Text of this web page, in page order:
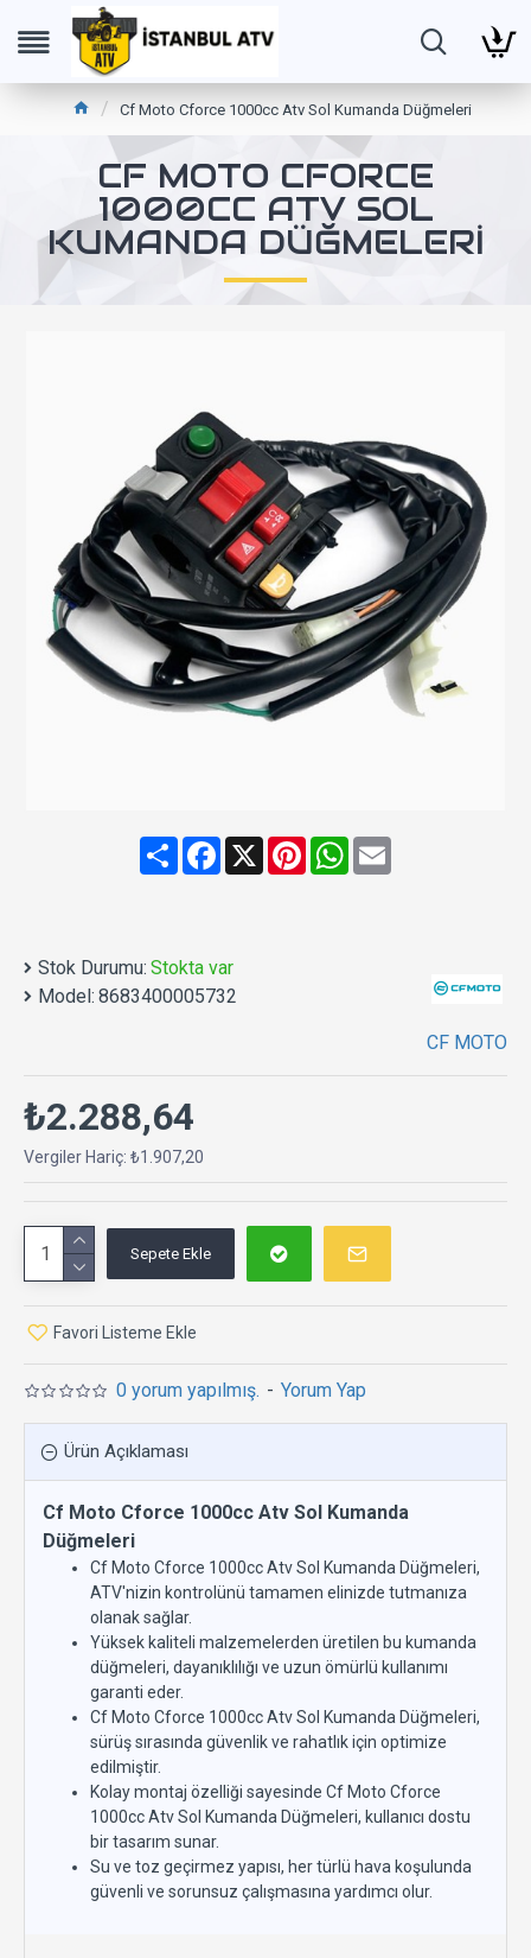
Cf Moto Cforce 1000cc Atv Sol Kumanda Düğmeleri
CF MOTO CFORCE
1000CC ATV SOL
KUMANDA DÜĞMELERI
ShareFacebook
X PinterestWhatsApp
Email
Stok Durumu: Stokta var
Model: 8683400005732
CF MOTO
0 yorum yapılmış. - Yorum Yap
₺2.288,64
Vergiler Hariç: ₺1.907,20
Sepete Ekle
Favori Listeme Ekle
Ürün Açıklaması
Cf Moto Cforce 1000cc Atv Sol Kumanda
Düğmeleri
Cf Moto Cforce 1000cc Atv Sol Kumanda Düğmeleri,
ATV'nizin kontrolünü tamamen elinizde tutmanıza
olanak sağlar.
Yüksek kaliteli malzemelerden üretilen bu kumanda
düğmeleri, dayanıklılığı ve uzun ömürlü kullanımı
garanti eder.
Cf Moto Cforce 1000cc Atv Sol Kumanda Düğmeleri,
sürüş sırasında güvenlik ve rahatlık için optimize
edilmiştir.
Kolay montaj özelliği sayesinde Cf Moto Cforce
1000cc Atv Sol Kumanda Düğmeleri, kullanıcı dostu
bir tasarım sunar.
Su ve toz geçirmez yapısı, her türlü hava koşulunda
güvenli ve sorunsuz çalışmasına yardımcı olur.